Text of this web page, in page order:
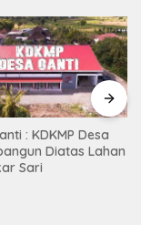
: KDKMP Desa
Diatas Lahan
Sari